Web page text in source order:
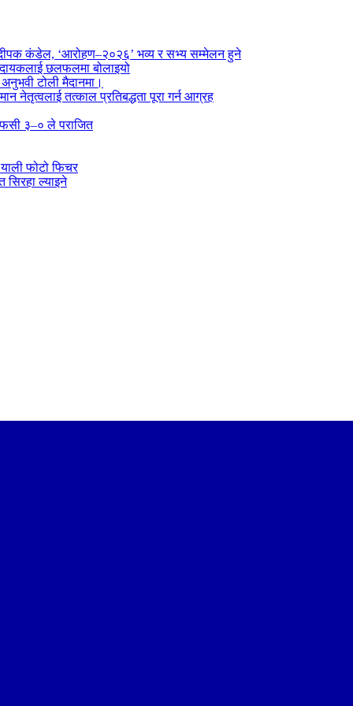
कंडेल, ‘आरोहण–२०२६’ भव्य र सभ्य सम्मेलन हुने
छलफलमा बोलाइयो
टोली मैदानमा।
नेतृत्वलाई तत्काल प्रतिबद्धता पूरा गर्न आग्रह
३–० ले पराजित
फोटो फिचर
सिरहा ल्याइने